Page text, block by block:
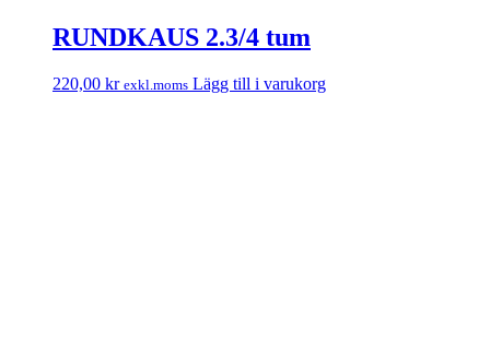
RUNDKAUS 2.3/4 tum
220,00 kr exkl.moms Lägg till i varukorg